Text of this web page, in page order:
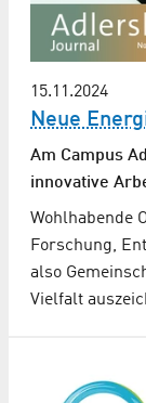
15.11.2024
Neue
Am Campus
innovative
Wohlhabende
Forschung,
also
Vielfalt